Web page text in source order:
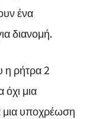
ένα
διανομή.
η ρήτρα 2
όχι μια
υποχρέωση